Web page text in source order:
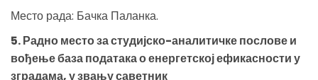
Место рада: Бачка Паланка.
5. Радно место за студијско-аналитичке послове и
вођење база података о енергетској ефикасности у
зградама, у звању саветник